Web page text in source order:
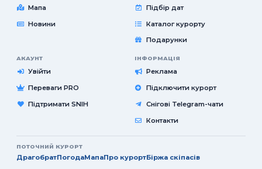
Мапа
Новини
Підбір дат
Каталог курорту
Подарунки
АКАУНТ
Увійти
Переваги PRO
Підтримати SNIH
ІНФОРМАЦІЯ
Реклама
Підключити курорт
Снігові Telegram-чати
Контакти
ПОТОЧНИЙ КУРОРТ
ДрагобратПогодаМапаПро курортБіржа скіпасів